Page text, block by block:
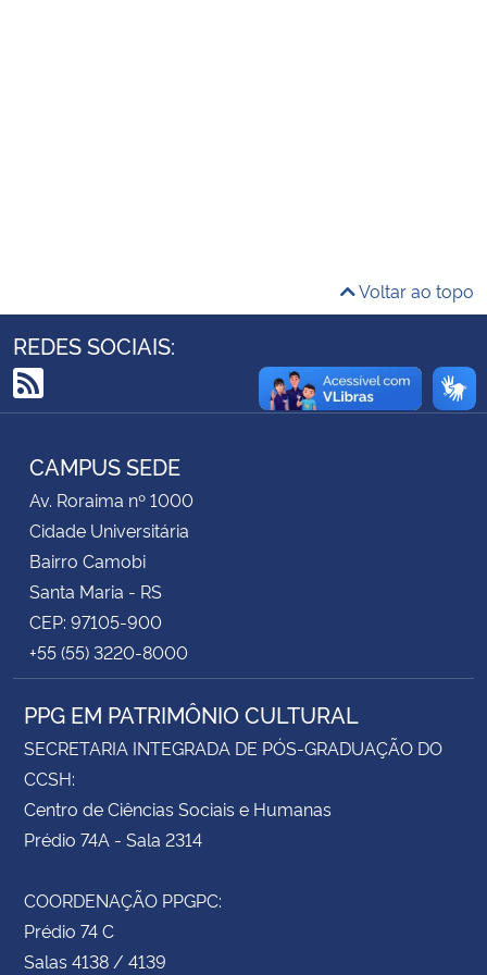
Ministério do Desenvolvimento Regional
Ministério da Mulher, da Família e dos Direitos Humanos
Secretaria-Geral
Secretaria de Governo
Gabinete de Segurança Institucional
Advocacia-Geral da União
Voltar ao topo
REDES SOCIAIS:
RSS
CAMPUS SEDE
Av. Roraima nº 1000
Cidade Universitária
Bairro Camobi
Santa Maria - RS
CEP: 97105-900
+55 (55) 3220-8000
PPG EM PATRIMÔNIO CULTURAL
SECRETARIA INTEGRADA DE PÓS-GRADUAÇÃO DO
CCSH:
Centro de Ciências Sociais e Humanas
Prédio 74A - Sala 2314
COORDENAÇÃO PPGPC:
Prédio 74 C
Salas 4138 / 4139